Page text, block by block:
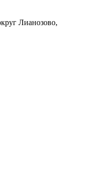
Лианозово,